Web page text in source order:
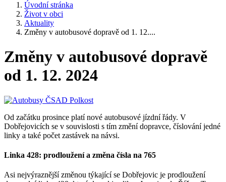
Úvodní stránka
Život v obci
Aktuality
Změny v autobusové dopravě od 1. 12....
Změny v autobusové dopravě
od 1. 12. 2024
Od začátku prosince platí nové autobusové jízdní řády. V
Dobřejovicích se v souvislosti s tím změní dopravce, číslování jedné
linky a také počet zastávek na návsi.
Linka 428: prodloužení a změna čísla na 765
Asi nejvýraznější změnou týkající se Dobřejovic je prodloužení